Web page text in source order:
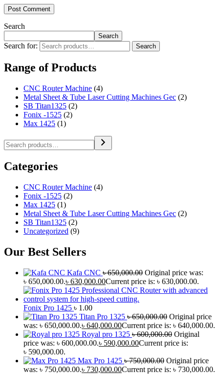
Search
Search
Search for: Search
Range of Products
CNC Router Machine (4)
Metal Sheet & Tube Laser Cutting Machines Gec (2)
SB Titan1325 (2)
Fonix -1525 (2)
Max 1425 (1)
Categories
CNC Router Machine (4)
Fonix -1525 (2)
Max 1425 (1)
Metal Sheet & Tube Laser Cutting Machines Gec (2)
SB Titan1325 (2)
Uncategorized (9)
Our Best Sellers
Kafa CNC ৳650,000.00 Original price was:
৳ 650,000.00.৳ 630,000.00Current price is: ৳ 630,000.00.
Fonix Pro 1425 ৳ 1.00
Titan Pro 1325 ৳650,000.00 Original price
was: ৳ 650,000.00.৳ 640,000.00Current price is: ৳ 640,000.00.
Royal pro 1325 ৳600,000.00 Original
price was: ৳ 600,000.00.৳ 590,000.00Current price is:
৳ 590,000.00.
Max Pro 1425 ৳750,000.00 Original price
was: ৳ 750,000.00.৳ 730,000.00Current price is: ৳ 730,000.00.